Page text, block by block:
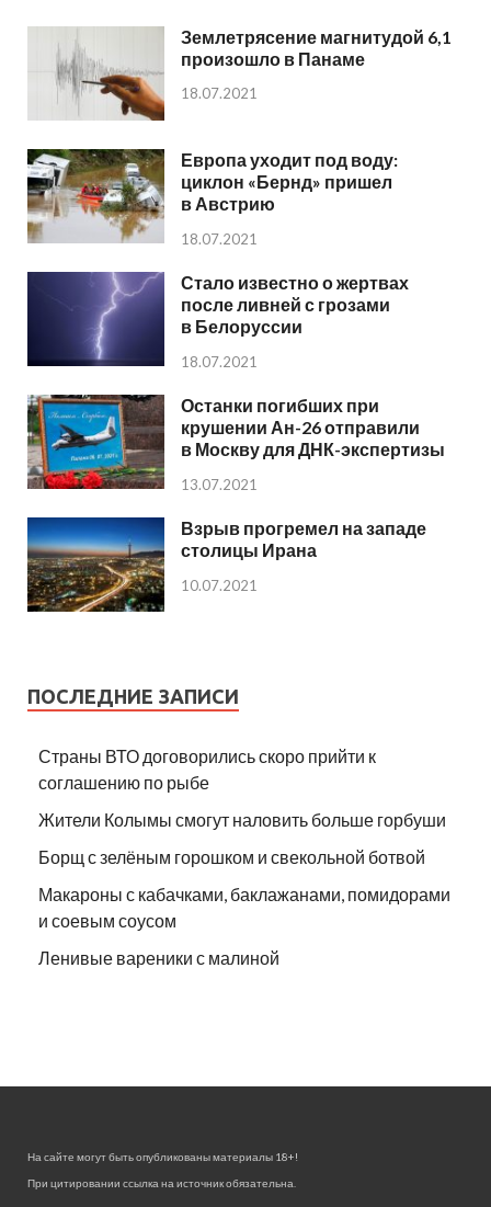
Землетрясение магнитудой 6,1
произошло в Панаме
18.07.2021
Европа уходит под воду:
циклон «Бернд» пришел
в Австрию
18.07.2021
Стало известно о жертвах
после ливней с грозами
в Белоруссии
18.07.2021
Останки погибших при
крушении Ан-26 отправили
в Москву для ДНК-экспертизы
13.07.2021
Взрыв прогремел на западе
столицы Ирана
10.07.2021
ПОСЛЕДНИЕ ЗАПИСИ
Страны ВТО договорились скоро прийти к
соглашению по рыбе
Жители Колымы смогут наловить больше горбуши
Борщ с зелёным горошком и свекольной ботвой
Макароны с кабачками, баклажанами, помидорами
и соевым соусом
Ленивые вареники с малиной
На сайте могут быть опубликованы материалы 18+!
При цитировании ссылка на источник обязательна.